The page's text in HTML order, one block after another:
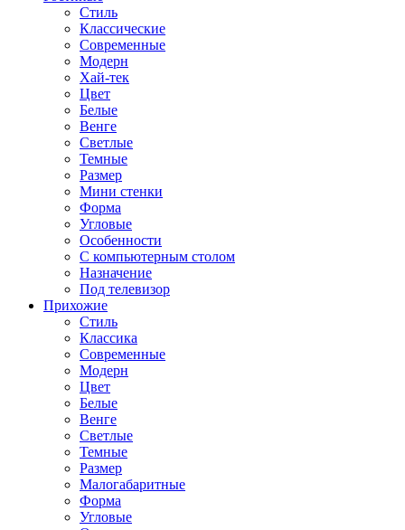
Стиль
Классические
Современные
Модерн
Хай-тек
Цвет
Белые
Венге
Светлые
Темные
Размер
Мини стенки
Форма
Угловые
Особенности
С компьютерным столом
Назначение
Под телевизор
Прихожие
Стиль
Классика
Современные
Модерн
Цвет
Белые
Венге
Светлые
Темные
Размер
Малогабаритные
Форма
Угловые